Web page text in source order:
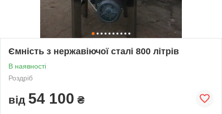
Ємність з нержавіючої сталі 800 літрів
В наявності
Роздріб
від 54 100 ₴